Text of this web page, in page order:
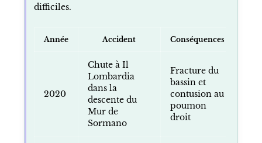
difficiles.
Année Accident Conséquences
2020
Chute à Il
Lombardia
dans la
descente du
Mur de
Sormano
Fracture du
bassin et
contusion au
poumon
droit